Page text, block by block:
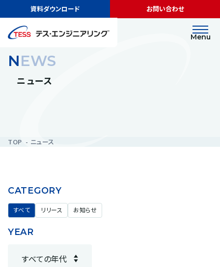
資料ダウンロード お問い合わせ
Menu
NEWS
ニュース
TOP ニュース
CATEGORY
すべて リリース お知らせ
YEAR